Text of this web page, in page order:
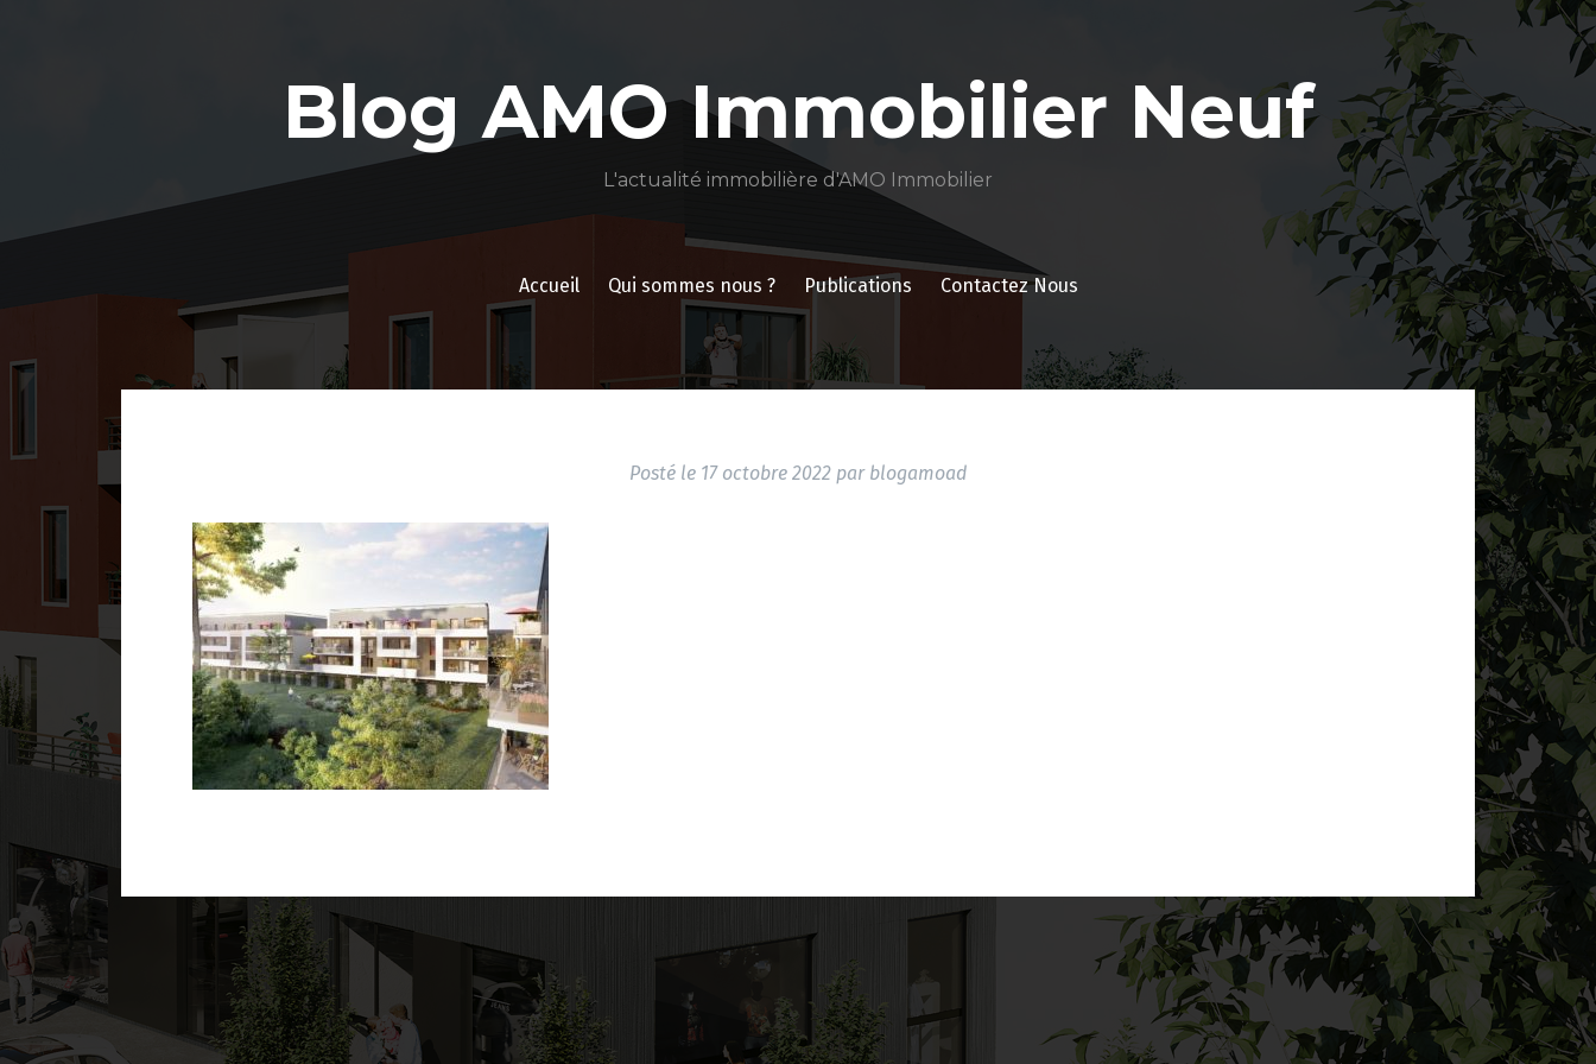
Blog AMO Immobilier Neuf
L'actualité immobilière d'AMO Immobilier
Accueil Qui sommes nous ? Publications Contactez Nous
Posté le 17 octobre 2022 par blogamoad
Navigation
des